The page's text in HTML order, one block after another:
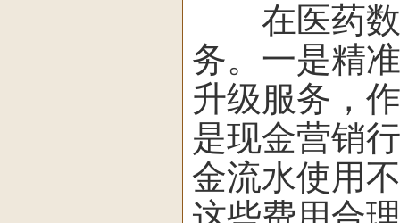
在医药数
务。一是精
升级服务，
是现金营销
金流水使用